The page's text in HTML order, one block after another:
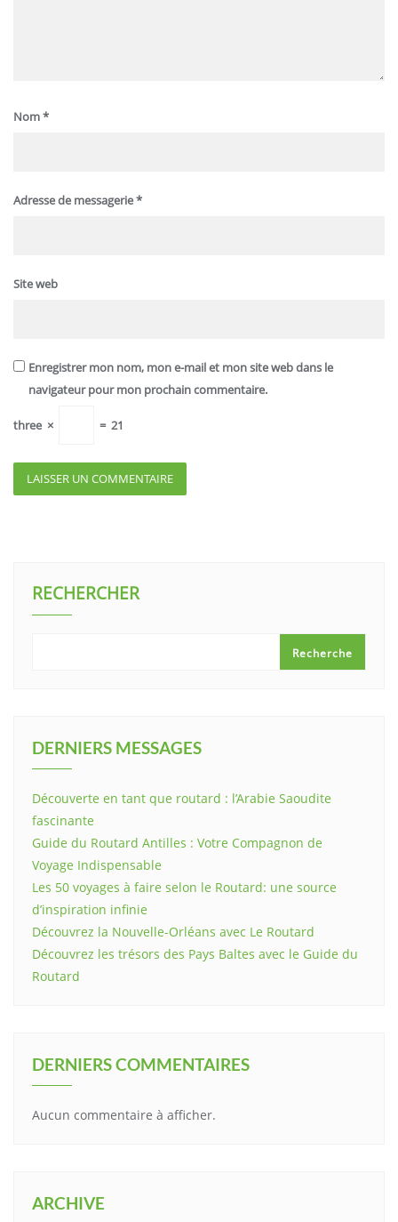
Nom*
Adresse de messagerie*
Site web
Enregistrer mon nom, mon e-mail et mon site web dans le
navigateur pour mon prochain commentaire.
three × = 21
RECHERCHER
Recherche
DERNIERS MESSAGES
Découverte en tant que routard : l’Arabie Saoudite
fascinante
Guide du Routard Antilles : Votre Compagnon de
Voyage Indispensable
Les 50 voyages à faire selon le Routard: une source
d’inspiration infinie
Découvrez la Nouvelle-Orléans avec Le Routard
Découvrez les trésors des Pays Baltes avec le Guide du
Routard
DERNIERS COMMENTAIRES
Aucun commentaire à afficher.
ARCHIVE